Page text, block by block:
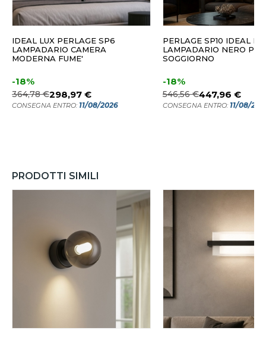
IDEAL LUX PERLAGE SP6
LAMPADARIO CAMERA
MODERNA FUME'
-18%
364,78 €298,97 €
CONSEGNA ENTRO: 11/08/2026
PERLAGE SP10 IDEAL
LAMPADARIO NERO PER
SOGGIORNO
-18%
546,56 €447,96 €
CONSEGNA ENTRO: 11/08/
PRODOTTI SIMILI